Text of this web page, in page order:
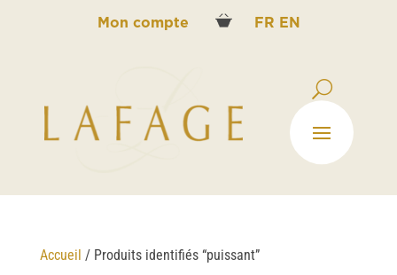
Mon compte FR EN
Accueil / Produits identifiés “puissant”